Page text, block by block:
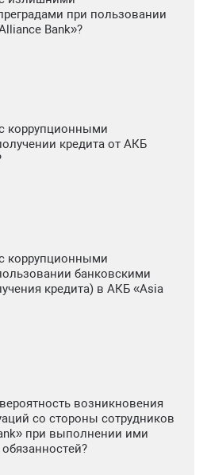
при пользовании
Bank»?
коррупционными
кредита от АКБ
коррупционными
банковскими
кредита) в АКБ «Asia
возникновения
со стороны сотрудников
при выполнении ими